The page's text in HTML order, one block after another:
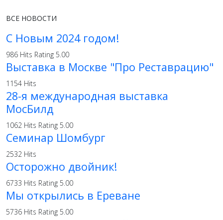
ВСЕ НОВОСТИ
С Новым 2024 годом!
986 Hits Rating 5.00
Выставка в Москве "Про Реставрацию"
1154 Hits
28-я международная выставка
МосБилд
1062 Hits Rating 5.00
Семинар Шомбург
2532 Hits
Осторожно двойник!
6733 Hits Rating 5.00
Мы открылись в Ереване
5736 Hits Rating 5.00